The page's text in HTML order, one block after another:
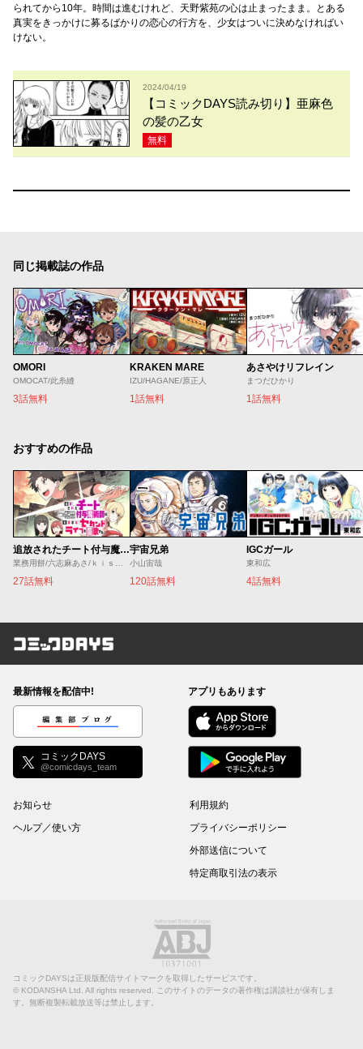
られてから10年。時間は進むけれど、天野紫苑の心は止まったまま。とある
真実をきっかけに募るばかりの恋心の行方を、少女はついに決めなければい
けない。
2024/04/19
【コミックDAYS読み切り】亜麻色
の髪の乙女
無料
同じ掲載誌の作品
OMORI
OMOCAT/此糸縫
3話無料
KRAKEN MARE
IZU/HAGANE/原正人
1話無料
あさやけリフレイン
まつだひかり
1話無料
おすすめの作品
追放されたチート付与魔術師は気ままなセカンドライフを謳歌する。 ～俺は武器だけじゃなく、あらゆるものに『強化ポイント』を付与できるし、俺の意思でいつでも効果を解除できるけど、残った人たち大丈夫？～
27話無料
宇宙兄弟
小山宙哉
120話無料
IGCガール
東和広
4話無料
コミックDAYS
最新情報を配信中!
編集部ブログ
コミックDAYS
@comicdays_team
アプリもあります
お知らせ
ヘルプ／使い方
利用規約
プライバシーポリシー
外部送信について
特定商取引法の表示
コミックDAYSは正規版配信サイトマークを取得したサービスです。
© KODANSHA Ltd. All rights reserved. このサイトのデータの著作権は講談社が保有しま
す。無断複製転載放送等は禁止します。